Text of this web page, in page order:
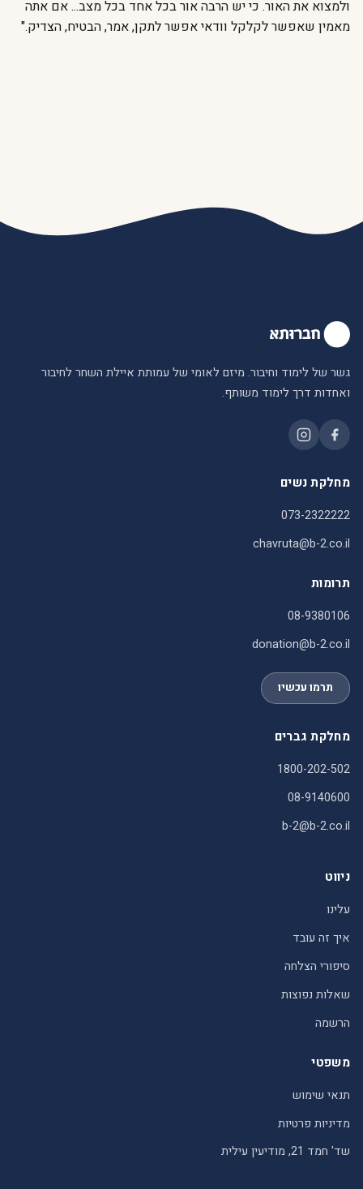
ולמצוא את האור. כי יש הרבה אור בכל אחד בכל מצב... אם אתה
מאמין שאפשר לקלקל וודאי אפשר לתקן, אמר, הבטיח, הצדיק."
גשר של לימוד וחיבור. מיזם לאומי של עמותת איילת השחר לחיבור
ואחדות דרך לימוד משותף.
מחלקת נשים
073-2322222
chavruta@b-2.co.il
תרומות
08-9380106
donation@b-2.co.il
תרמו עכשיו
מחלקת גברים
1800-202-502
08-9140600
b-2@b-2.co.il
ניווט
עלינו
איך זה עובד
סיפורי הצלחה
שאלות נפוצות
הרשמה
משפטי
תנאי שימוש
מדיניות פרטיות
שד' חמד 21, מודיעין עילית